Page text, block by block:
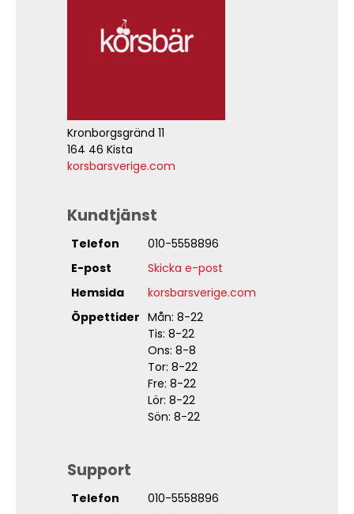
Kronborgsgränd 11
164 46 Kista
korsbarsverige.com
Kundtjänst
Telefon
010-5558896
E-post
Skicka e-post
Hemsida
korsbarsverige.com
Öppettider Mån: 8-22
Tis: 8-22
Ons: 8-8
Tor: 8-22
Fre: 8-22
Lör: 8-22
Sön: 8-22
Support
Telefon
010-5558896